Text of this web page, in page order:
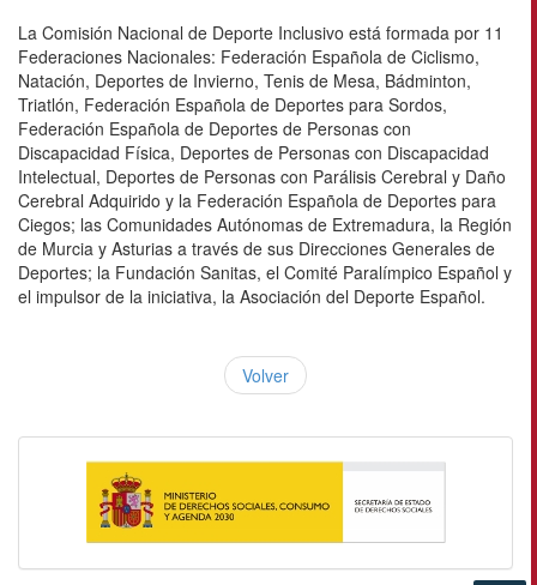
La Comisión Nacional de Deporte Inclusivo está formada por 11
Federaciones Nacionales: Federación Española de Ciclismo,
Natación, Deportes de Invierno, Tenis de Mesa, Bádminton,
Triatlón, Federación Española de Deportes para Sordos,
Federación Española de Deportes de Personas con
Discapacidad Física, Deportes de Personas con Discapacidad
Intelectual, Deportes de Personas con Parálisis Cerebral y Daño
Cerebral Adquirido y la Federación Española de Deportes para
Ciegos; las Comunidades Autónomas de Extremadura, la Región
de Murcia y Asturias a través de sus Direcciones Generales de
Deportes; la Fundación Sanitas, el Comité Paralímpico Español y
el impulsor de la iniciativa, la Asociación del Deporte Español.
Volver